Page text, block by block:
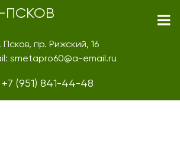
ПСКОВ
Псков, пр. Рижский, 16
smetapro60@a-email.ru
+7 (951) 841-44-48